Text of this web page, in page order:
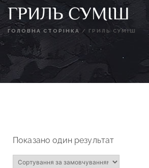
ГРИЛЬ СУМІШ
ГОЛОВНА СТОРІНКА / ГРИЛЬ СУМІШ
Показано один результат